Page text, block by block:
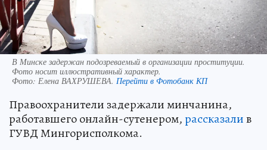
В Минске задержан подозреваемый в организации проституции.
Фото носит иллюстративный характер.
Фото: Елена ВАХРУШЕВА. Перейти в Фотобанк КП
Правоохранители задержали минчанина,
работавшего онлайн-сутенером,рассказалив
ГУВД Мингорисполкома.